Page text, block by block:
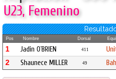
U23, Femenino
Pos Nombre Dorsal
1 Jadin O´BRIEN 411
2 Shaunece MILLER 49